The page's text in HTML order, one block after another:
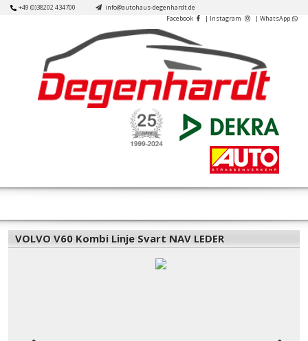
Skip+49 (0)38202 434700
info@autohaus-degenhardt.de
Facebook
| Instagram | WhatsApp
Button
VOLVO V60 Kombi Linje Svart NAV LEDER